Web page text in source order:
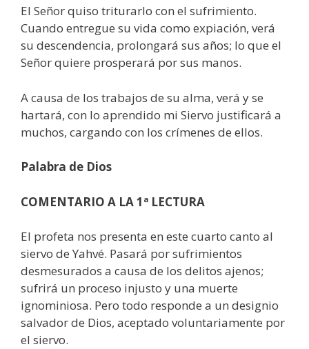
El Señor quiso triturarlo con el sufrimiento.
Cuando entregue su vida como expiación, verá
su descendencia, prolongará sus años; lo que el
Señor quiere prosperará por sus manos.
A causa de los trabajos de su alma, verá y se
hartará, con lo aprendido mi Siervo justificará a
muchos, cargando con los crímenes de ellos.
Palabra de Dios
COMENTARIO A LA 1ª LECTURA
El profeta nos presenta en este cuarto canto al
siervo de Yahvé. Pasará por sufrimientos
desmesurados a causa de los delitos ajenos;
sufrirá un proceso injusto y una muerte
ignominiosa. Pero todo responde a un designio
salvador de Dios, aceptado voluntariamente por
el siervo.